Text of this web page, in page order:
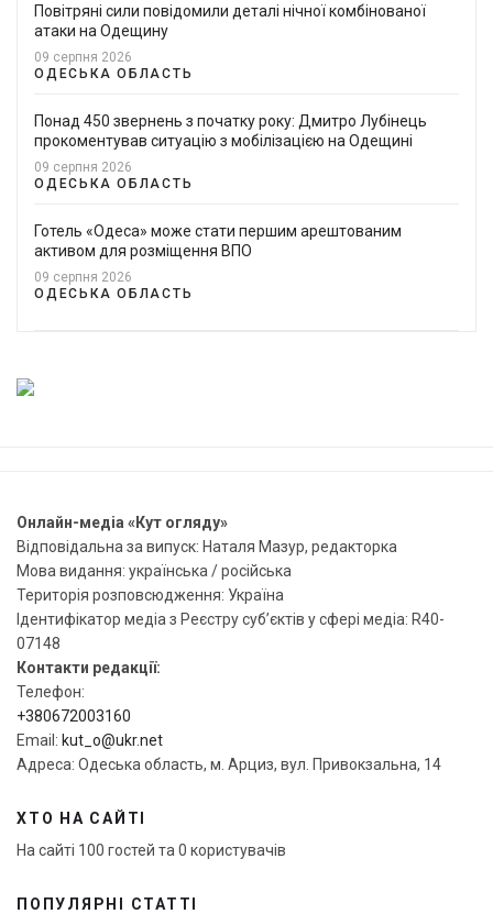
Повітряні сили повідомили деталі нічної комбінованої
атаки на Одещину
09 серпня 2026
ОДЕСЬКА ОБЛАСТЬ
Понад 450 звернень з початку року: Дмитро Лубінець
прокоментував ситуацію з мобілізацією на Одещині
09 серпня 2026
ОДЕСЬКА ОБЛАСТЬ
Готель «Одеса» може стати першим арештованим
активом для розміщення ВПО
09 серпня 2026
ОДЕСЬКА ОБЛАСТЬ
Онлайн-медіа «Кут огляду»
Відповідальна за випуск: Наталя Мазур, редакторка
Мова видання: українська / російська
Територія розповсюдження: Україна
Ідентифікатор медіа з Реєстру суб’єктів у сфері медіа: R40-
07148
Контакти редакції:
Телефон:
+380672003160
Email: kut_o@ukr.net
Адреса: Одеська область, м. Арциз, вул. Привокзальна, 14
ХТО НА САЙТІ
На сайті 100 гостей та 0 користувачів
ПОПУЛЯРНІ СТАТТІ